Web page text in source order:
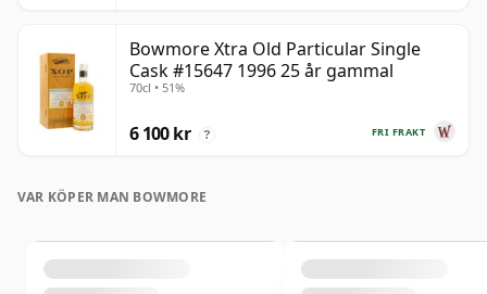
Bowmore Xtra Old Particular Single
Cask #15647 1996 25 år gammal
70cl • 51%
FRI FRAKT
6 100 kr ?
VAR KÖPER MAN BOWMORE